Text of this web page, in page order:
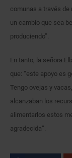
comunas a través de
un cambio que sea
produciendo”.
En tanto, la señora
que: “este apoyo es
Tengo ovejas y
alcanzaban los
alimentarlos estos
agradecida”.